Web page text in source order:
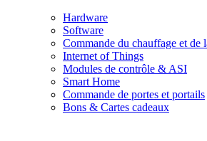
Hardware
Software
Commande du chauffage et de
Internet of Things
Modules de contrôle & ASI
Smart Home
Commande de portes et portails
Bons & Cartes cadeaux